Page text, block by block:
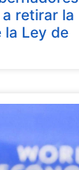
retirar la
la Ley de